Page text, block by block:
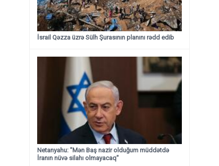
İsrail Qəzza üzrə Sülh Şurasının planını rədd edib
Netanyahu: "Mən Baş nazir olduğum müddətdə
İranın nüvə silahı olmayacaq"